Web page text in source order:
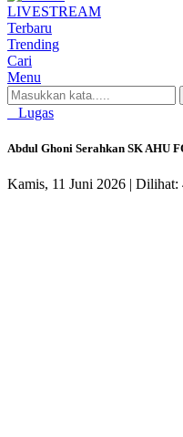
LIVESTREAM
Terbaru
Trending
Cari
Menu
Lugas
Abdul Ghoni Serahkan SK AHU
Kamis, 11 Juni 2026 | Dilihat: